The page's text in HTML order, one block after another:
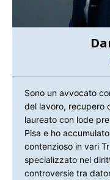
Sono un avvocato
del lavoro, recupero
laureato con lode
Pisa e ho
contenzioso in vari
specializzato nel
controversie tra